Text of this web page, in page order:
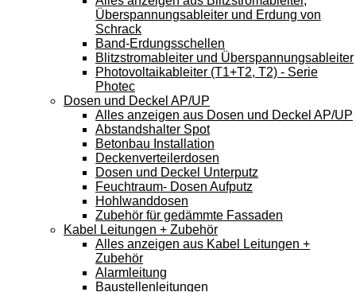
Überspannungsableiter und Erdung von
Schrack
Band-Erdungsschellen
Blitzstromableiter und Überspannungsableiter
Photovoltaikableiter (T1+T2, T2) - Serie
Photec
Dosen und Deckel AP/UP
Alles anzeigen aus Dosen und Deckel AP/UP
Abstandshalter Spot
Betonbau Installation
Deckenverteilerdosen
Dosen und Deckel Unterputz
Feuchtraum- Dosen Aufputz
Hohlwanddosen
Zubehör für gedämmte Fassaden
Kabel Leitungen + Zubehör
Alles anzeigen aus Kabel Leitungen +
Zubehör
Alarmleitung
Baustellenleitungen